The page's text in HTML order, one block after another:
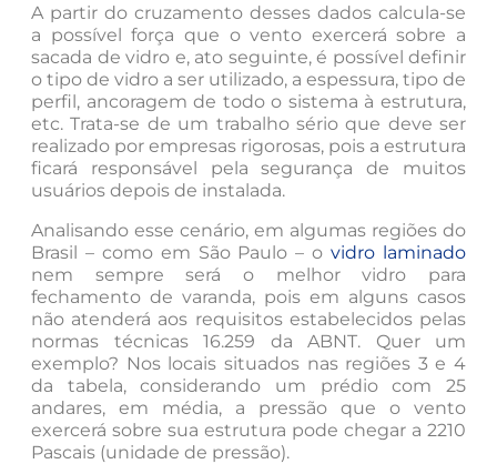
A partir do cruzamento desses dados calcula-se
a possível força que o vento exercerá sobre a
sacada de vidro e, ato seguinte, é possível definir
o tipo de vidro a ser utilizado, a espessura, tipo de
perfil, ancoragem de todo o sistema à estrutura,
etc. Trata-se de um trabalho sério que deve ser
realizado por empresas rigorosas, pois a estrutura
ficará responsável pela segurança de muitos
usuários depois de instalada.
Analisando esse cenário, em algumas regiões do
Brasil – como em São Paulo – ovidro laminado
nem sempre será o melhor vidro para
fechamento de varanda, pois em alguns casos
não atenderá aos requisitos estabelecidos pelas
normas técnicas 16.259 da ABNT. Quer um
exemplo? Nos locais situados nas regiões 3 e 4
da tabela, considerando um prédio com 25
andares, em média, a pressão que o vento
exercerá sobre sua estrutura pode chegar a 2210
Pascais (unidade de pressão).